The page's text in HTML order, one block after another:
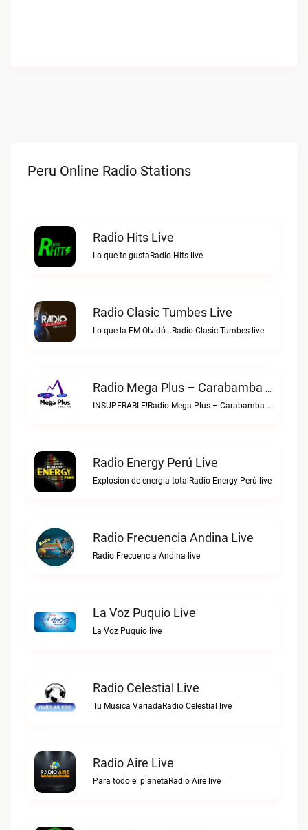
Peru Online Radio Stations
Radio Hits Live
Lo que te gustaRadio Hits live
Radio Clasic Tumbes Live
Lo que la FM Olvidó...Radio Clasic Tumbes live
Radio Mega Plus – Carabamba Live
INSUPERABLE!Radio Mega Plus – Carabamba live
Radio Energy Perú Live
Explosión de energía totalRadio Energy Perú live
Radio Frecuencia Andina Live
Radio Frecuencia Andina live
La Voz Puquio Live
La Voz Puquio live
Radio Celestial Live
Tu Musica VariadaRadio Celestial live
Radio Aire Live
Para todo el planetaRadio Aire live